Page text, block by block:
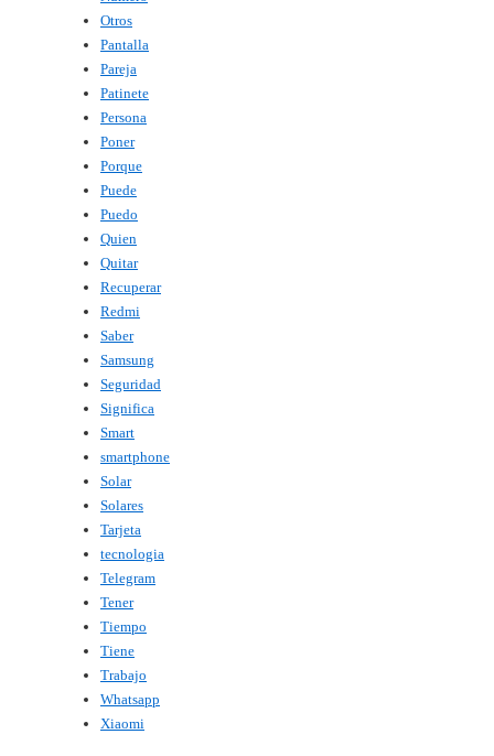
Otros
Pantalla
Pareja
Patinete
Persona
Poner
Porque
Puede
Puedo
Quien
Quitar
Recuperar
Redmi
Saber
Samsung
Seguridad
Significa
Smart
smartphone
Solar
Solares
Tarjeta
tecnologia
Telegram
Tener
Tiempo
Tiene
Trabajo
Whatsapp
Xiaomi